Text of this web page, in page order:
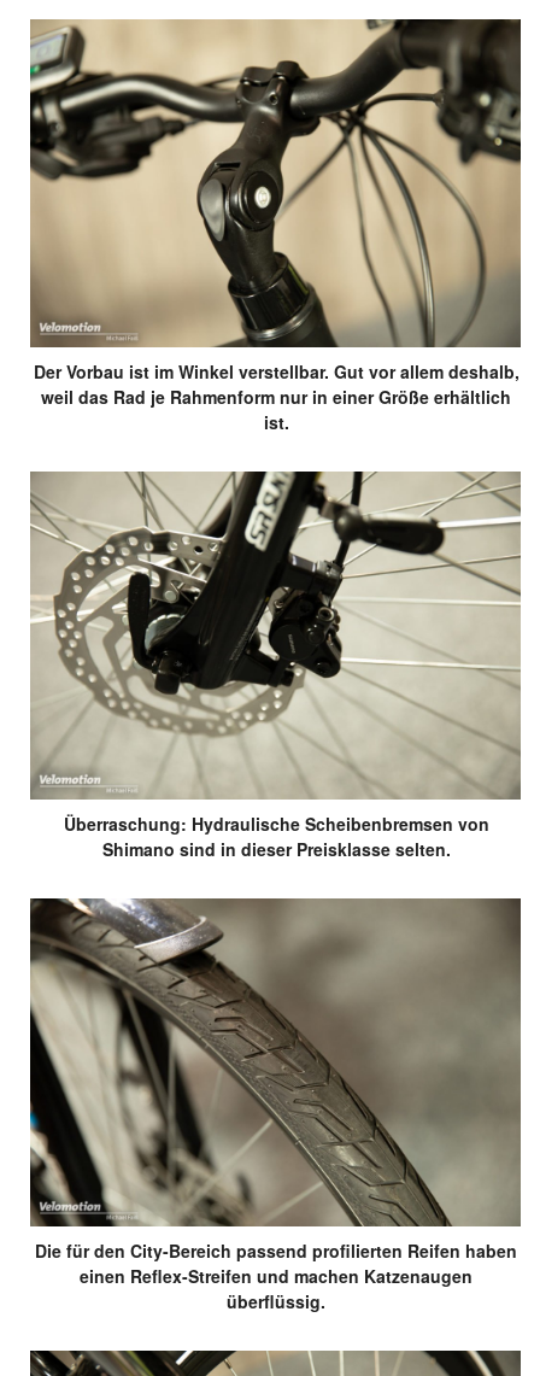
Der Vorbau ist im Winkel verstellbar. Gut vor allem deshalb,
weil das Rad je Rahmenform nur in einer Größe erhältlich
ist.
Überraschung: Hydraulische Scheibenbremsen von
Shimano sind in dieser Preisklasse selten.
Die für den City-Bereich passend profilierten Reifen haben
einen Reflex-Streifen und machen Katzenaugen
überflüssig.